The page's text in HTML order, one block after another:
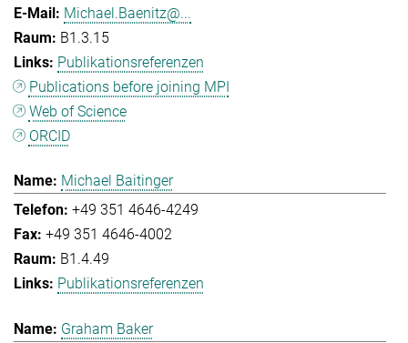
Michael.Baenitz@...
B1.3.15
Publikationsreferenzen
Publications before joining MPI
Web of Science
ORCID
Michael Baitinger
+49 351 4646-4249
+49 351 4646-4002
B1.4.49
Publikationsreferenzen
Graham Baker